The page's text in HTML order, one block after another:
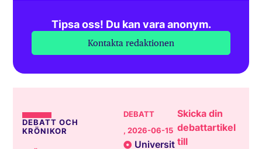
Tipsa oss! Du kan vara anonym.
Kontakta redaktionen
DEBATT OCH
KRÖNIKOR
DEBATT
, 2026-06-15
Universit
Skicka din
debattartikel
till